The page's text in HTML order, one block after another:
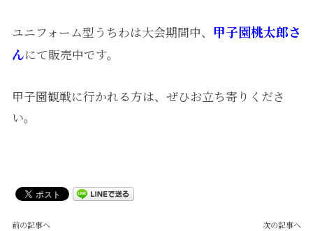
ユニフォーム型うちわは大会期間中、 甲子園桃太郎さ
んにて販売中です。
甲子園観戦に行かれる方は、ぜひお立ち寄りくださ
い。
前の記事へ 次の記事へ